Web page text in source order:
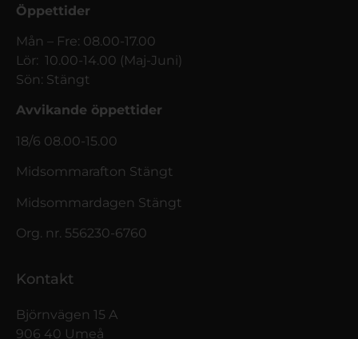
Öppettider
Mån – Fre: 08.00-17.00
Lör: 10.00-14.00 (Maj-Juni)
Sön: Stängt
Avvikande öppettider
18/6 08.00-15.00
Midsommarafton Stängt
Midsommardagen Stängt
Org. nr. 556230-6760
Kontakt
Björnvägen 15 A
906 40 Umeå